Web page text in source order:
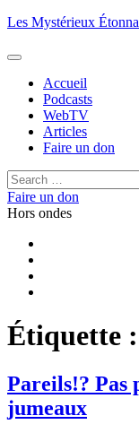
Aller
contenu
Les Mystérieux
Accueil
Podcasts
WebTV
Articles
Faire un don
Rechercher :
Faire un don
Hors ondes
Étiquette :
Pareils!? Pas
jumeaux